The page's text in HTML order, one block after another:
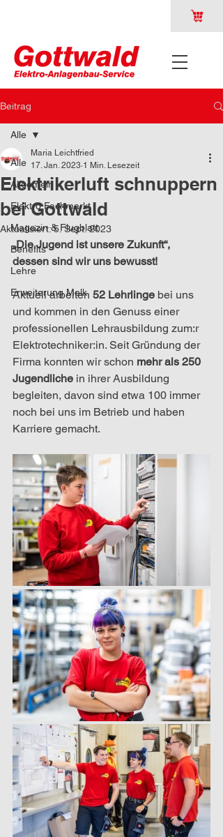
Beitrag
Alle
Allgemein
Elektro Fachmarkt
Magazin & Flugblatt
Benefits
Lehre
Erweiterung Melk
Alle
Elektrikerluft schnuppern
bei Gottwald
Maria Leichtfried
17. Jan. 2023 1 Min. Lesezeit
Aktualisiert:5. Sept. 2023
„Die Jugend ist unsere Zukunft“,
dessen sind wir uns bewusst!
Aktuell arbeiten 52 Lehrlinge bei uns
und kommen in den Genuss einer
professionellen Lehrausbildung zum:r
Elektrotechniker:in. Seit Gründung der
Firma konnten wir schon mehr als 250
Jugendliche in ihrer Ausbildung
begleiten, davon sind etwa 100 immer
noch bei uns im Betrieb und haben
Karriere gemacht.